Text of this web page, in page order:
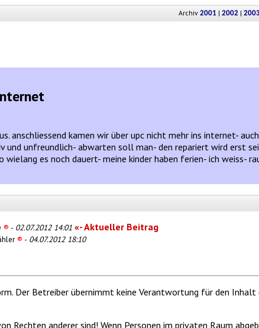
Archiv 2001 | 2002 |
anschliessend kamen wir über upc nicht mehr ins internet-
unfreundlich- abwarten soll man- den repariert wird erst
es noch dauert- meine kinder haben ferien- ich weiss-
® - 02.07.2012 14:01 «- Aktueller Beitrag
® - 04.07.2012 18:10
Der Betreiber übernimmt keine Verantwortung für den
Rechten anderer sind! Wenn Personen im privaten Raum